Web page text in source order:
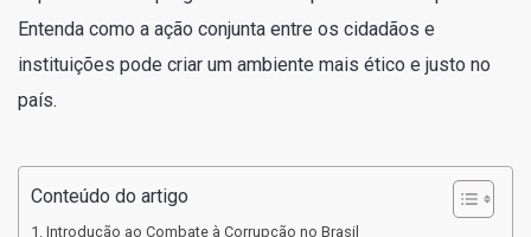
Entenda como a ação conjunta entre os cidadãos e
instituições pode criar um ambiente mais ético e justo no
país.
Conteúdo do artigo
Introdução ao Combate à Corrupção no Brasil